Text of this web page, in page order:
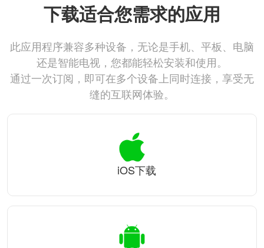
下载适合您需求的应用
此应用程序兼容多种设备，无论是手机、平板、电脑
还是智能电视，您都能轻松安装和使用。
通过一次订阅，即可在多个设备上同时连接，享受无
缝的互联网体验。
iOS下载